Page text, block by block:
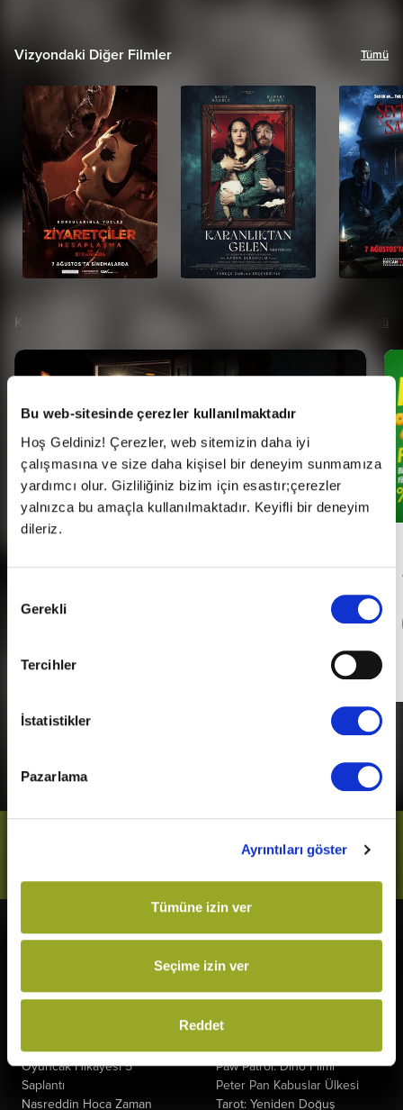
Bu web-sitesinde çerezler kullanılmaktadır
Hoş Geldiniz! Çerezler, web sitemizin daha iyi
çalışmasına ve size daha kişisel bir deneyim sunmamıza
yardımcı olur. Gizliliğiniz bizim için esastır;çerezler
yalnızca bu amaçla kullanılmaktadır. Keyifli bir deneyim
dileriz.
Seçimi
Gerekli
Tercihler
İstatistikler
Pazarlama
Ayrıntıları göster
Tümüne izin ver
Seçime izin ver
Reddet
Vizyondaki Diğer Filmler Tümü
Kampanyalar Tümü
Örümcek-Adam: Yepyeni Bir
Gün
Ziyaretçiler: Hesaplaşma
Oyuncak Hikayesi 5
Saplantı
Nasreddin Hoca Zaman
Kurtuluş Projesi
Derin Dehşet
Kuyumcu
Paw Patrol: Dino Filmi
Peter Pan Kabuslar Ülkesi
Tarot: Yeniden Doğuş